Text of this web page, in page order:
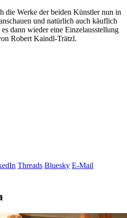
die Werke der beiden Künstler nun in
und natürlich auch käuflich
dann wieder eine Einzelausstellung
Robert Kaindl-Trätzl.
Threads Bluesky E-Mail